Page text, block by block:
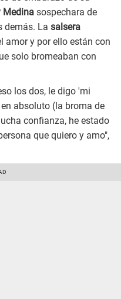
Medina sospechara de
demás. La salsera
amor y por ello están con
solo bromeaban con
los dos, le digo 'mi
absoluto (la broma de
confianza, he estado
que quiero y amo",